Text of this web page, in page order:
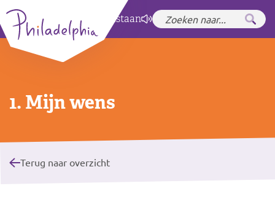
Zet hoog contrastaan
1. Mijn wens
Terug naar overzicht